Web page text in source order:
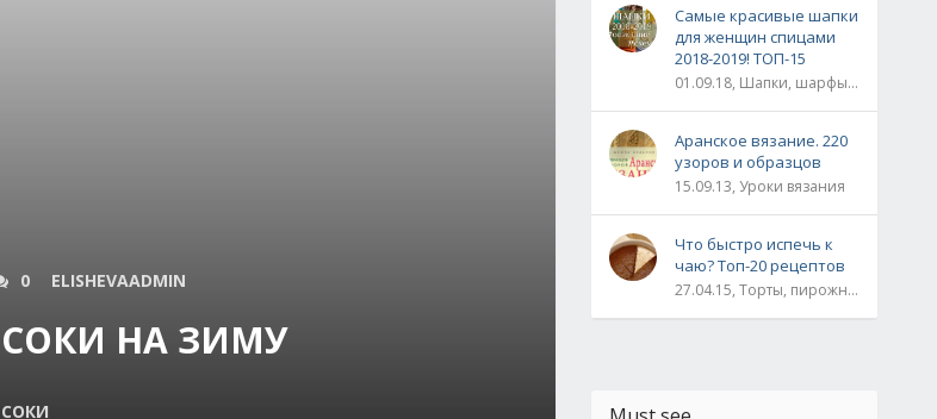
0 ELISHEVAADMIN
НА ЗИМУ
Самые красивые шапки
для женщин спицами
2018-2019! ТОП-15
01.09.18, Шапки, шарфы, шали, снуды и палантины
Аранское вязание. 220
узоров и образцов
15.09.13, Уроки вязания
Что быстро испечь к
чаю? Топ-20 рецептов
27.04.15, Торты, пирожные, рулеты / Булки, пироги / Печенье, кексы, маффины / На скорую руку